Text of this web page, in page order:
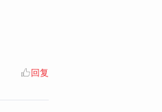
回复